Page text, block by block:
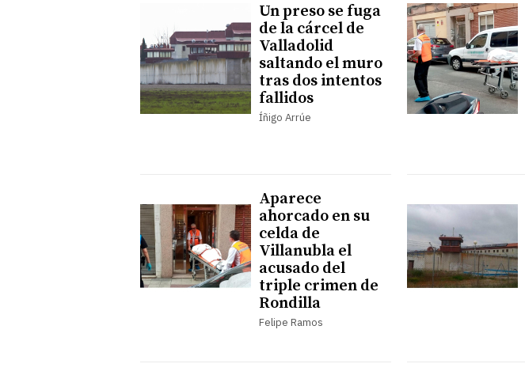
Un preso se fuga
de la cárcel de
Valladolid
saltando el muro
tras dos intentos
fallidos
Íñigo Arrúe
Aparece
ahorcado en su
celda de
Villanubla el
acusado del
triple crimen de
Rondilla
Felipe Ramos